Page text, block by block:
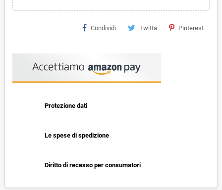
Condividi Twitta Pinterest
Protezione dati
Le spese di spedizione
Diritto di recesso per consumatori